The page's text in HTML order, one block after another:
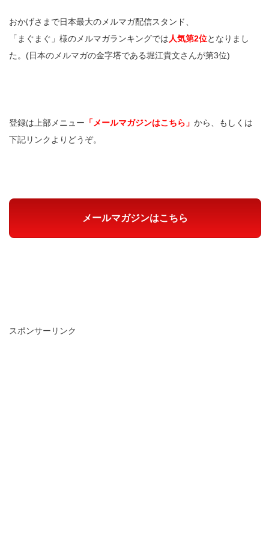
おかげさまで日本最大のメルマガ配信スタンド、
「まぐまぐ」様のメルマガランキングでは 人気第2位となりまし
た。(日本のメルマガの金字塔である堀江貴文さんが第3位)
登録は上部メニュー 「メールマガジンはこちら」 から、もしくは
下記リンクよりどうぞ。
メールマガジンはこちら
スポンサーリンク